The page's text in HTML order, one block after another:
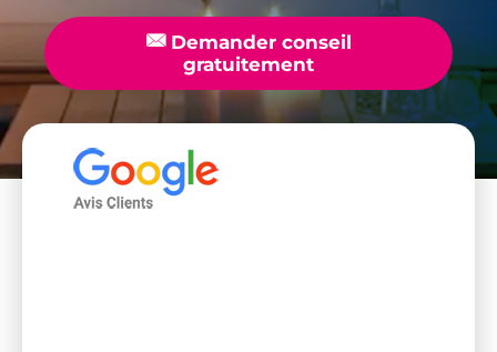
📧Demander conseil
gratuitement